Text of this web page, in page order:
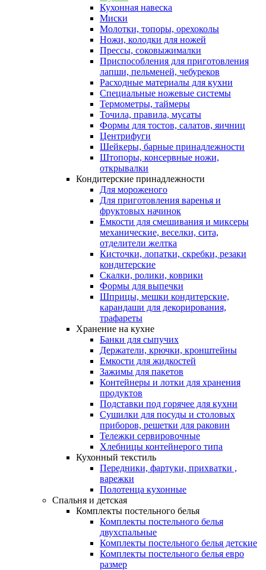
Кухонная навеска
Миски
Молотки, топоры, орехоколы
Ножи, колодки для ножей
Прессы, соковыжималки
Приспособления для приготовления
лапши, пельменей, чебуреков
Расходные материалы для кухни
Специальные ножевые системы
Термометры, таймеры
Точила, правила, мусаты
Формы для тостов, салатов, яичниц
Центрифуги
Шейкеры, барные принадлежности
Штопоры, консервные ножи,
открывалки
Кондитерские принадлежности
Для мороженого
Для приготовления варенья и
фруктовых начинок
Емкости для смешивания и миксеры
механические, веселки, сита,
отделители желтка
Кисточки, лопатки, скребки, резаки
кондитерские
Скалки, ролики, коврики
Формы для выпечки
Шприцы, мешки кондитерские,
карандаши для декорирования,
трафареты
Хранение на кухне
Банки для сыпучих
Держатели, крючки, кронштейны
Емкости для жидкостей
Зажимы для пакетов
Контейнеры и лотки для хранения
продуктов
Подставки под горячее для кухни
Сушилки для посуды и столовых
приборов, решетки для раковин
Тележки сервировочные
Хлебницы контейнерого типа
Кухонный текстиль
Передники, фартуки, прихватки ,
варежки
Полотенца кухонные
Спальня и детская
Комплекты постельного белья
Комплекты постельного белья
двухспальные
Комплекты постельного белья детские
Комплекты постельного белья евро
размер